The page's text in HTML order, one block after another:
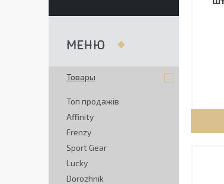
Товары
Топ продажів
Affinity
Frenzy
Sport Gear
Lucky
Dorozhnik